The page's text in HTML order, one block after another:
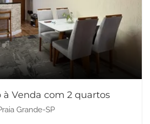
Venda com 2 quartos
Grande-SP